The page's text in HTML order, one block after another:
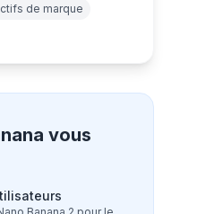
de marque
vous